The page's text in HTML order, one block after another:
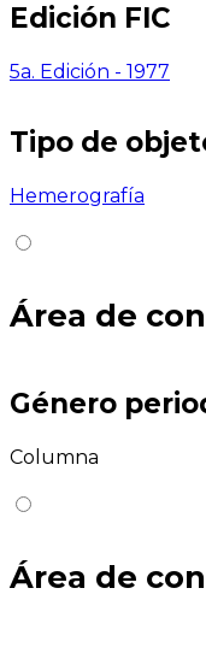
Edición FIC
5a. Edición - 1977
Tipo de
Hemerografía
Área de
Género
Columna
Área de